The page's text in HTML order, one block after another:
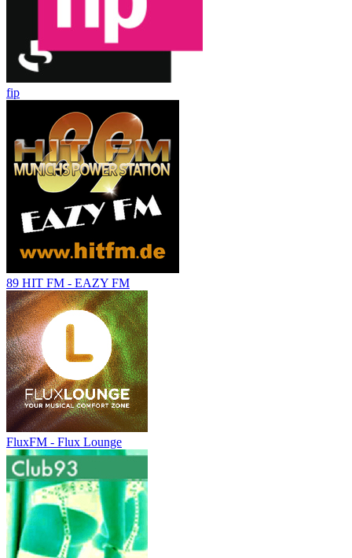
fip
89 HIT FM - EAZY FM
FluxFM - Flux Lounge